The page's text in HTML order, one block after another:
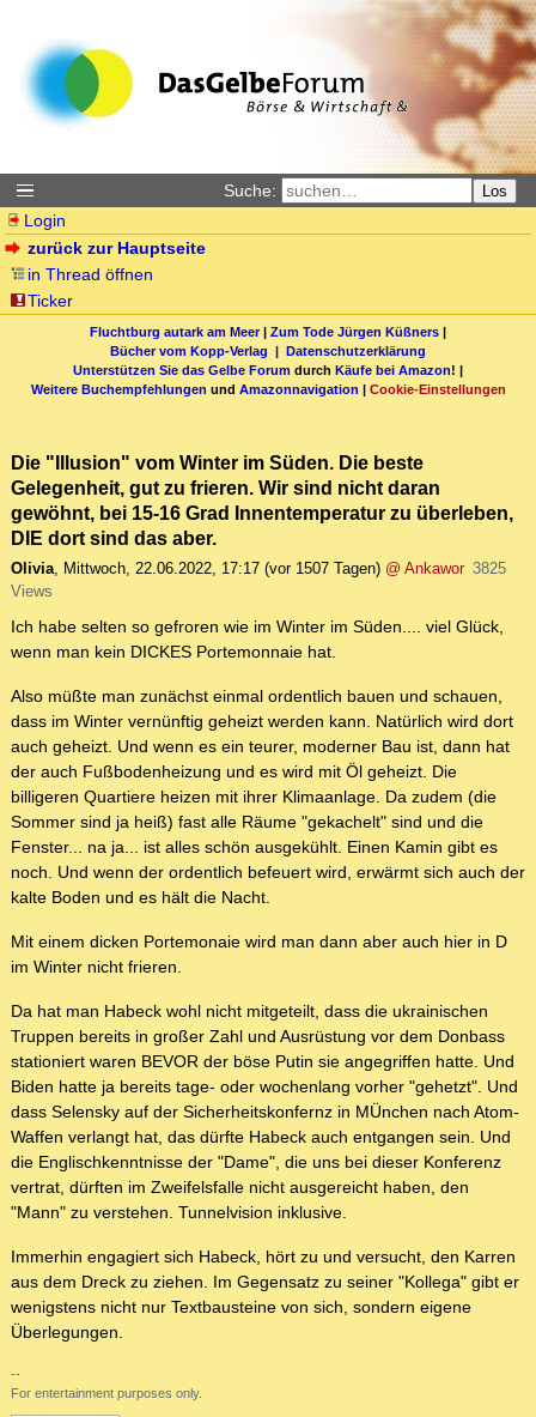
Suche: Los
Login
zurück zur Hauptseite
in Thread öffnen
Ticker
Fluchtburg autark am Meer| Zum Tode Jürgen Küßners |
Bücher vom Kopp-Verlag | Datenschutzerklärung
Unterstützen Sie das Gelbe Forum durch Käufe bei Amazon! |
Weitere Buchempfehlungen und Amazonnavigation | Cookie-Einstellungen
Die "Illusion" vom Winter im Süden. Die beste
Gelegenheit, gut zu frieren. Wir sind nicht daran
gewöhnt, bei 15-16 Grad Innentemperatur zu überleben,
DIE dort sind das aber.
Olivia, Mittwoch, 22.06.2022, 17:17 (vor 1507 Tagen) @ Ankawor 3825
Views
Ich habe selten so gefroren wie im Winter im Süden.... viel Glück,
wenn man kein DICKES Portemonnaie hat.
Also müßte man zunächst einmal ordentlich bauen und schauen,
dass im Winter vernünftig geheizt werden kann. Natürlich wird dort
auch geheizt. Und wenn es ein teurer, moderner Bau ist, dann hat
der auch Fußbodenheizung und es wird mit Öl geheizt. Die
billigeren Quartiere heizen mit ihrer Klimaanlage. Da zudem (die
Sommer sind ja heiß) fast alle Räume "gekachelt" sind und die
Fenster... na ja... ist alles schön ausgekühlt. Einen Kamin gibt es
noch. Und wenn der ordentlich befeuert wird, erwärmt sich auch der
kalte Boden und es hält die Nacht.
Mit einem dicken Portemonaie wird man dann aber auch hier in D
im Winter nicht frieren.
Da hat man Habeck wohl nicht mitgeteilt, dass die ukrainischen
Truppen bereits in großer Zahl und Ausrüstung vor dem Donbass
stationiert waren BEVOR der böse Putin sie angegriffen hatte. Und
Biden hatte ja bereits tage- oder wochenlang vorher "gehetzt". Und
dass Selensky auf der Sicherheitskonfernz in MÜnchen nach Atom-
Waffen verlangt hat, das dürfte Habeck auch entgangen sein. Und
die Englischkenntnisse der "Dame", die uns bei dieser Konferenz
vertrat, dürften im Zweifelsfalle nicht ausgereicht haben, den
"Mann" zu verstehen. Tunnelvision inklusive.
Immerhin engagiert sich Habeck, hört zu und versucht, den Karren
aus dem Dreck zu ziehen. Im Gegensatz zu seiner "Kollega" gibt er
wenigstens nicht nur Textbausteine von sich, sondern eigene
Überlegungen.
--
For entertainment purposes only.